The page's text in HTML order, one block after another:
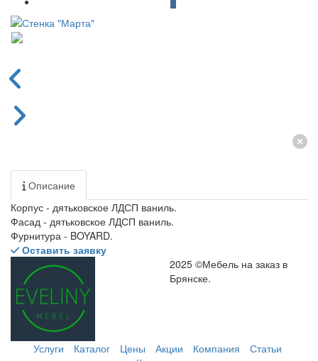
Описание
Корпус - дятьковское ЛДСП ваниль.
Фасад - дятьковское ЛДСП ваниль.
Фурнитура - BOYARD.
Оставить заявку
2025 ©Мебель на заказ в
Брянске.
Услуги Каталог Цены Акции Компания
Статьи